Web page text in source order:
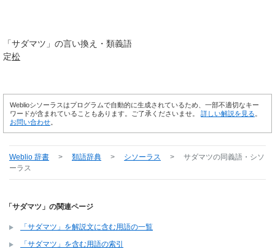
「サダマツ 」の言い換え・類義語
定松
Weblioシソーラスはプログラムで自動的に生成されているため、一部不適切なキー
ワードが含まれていることもあります。ご了承くださいませ。 詳しい解説を見る
お問い合わせ
Weblio 辞書 > 類語辞典 > シソーラス > サダマツの同義語・シソ
ーラス
「サダマツ」の関連ページ
「サダマツ」を解説文に含む用語の一覧
「サダマツ」を含む用語の索引